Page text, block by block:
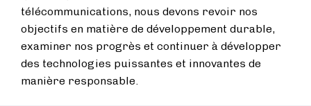
télécommunications, nous devons revoir nos
objectifs en matière de développement durable,
examiner nos progrès et continuer à développer
des technologies puissantes et innovantes de
manière responsable.